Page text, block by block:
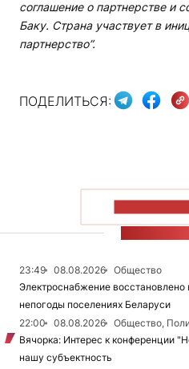
соглашение о партнерстве и
Баку. Страна участвует в
партнерство”.
ПОДЕЛИТЬСЯ:
23:49 08.08.2026
Общество
Электроснабжение восстановлено
непогоды поселениях Беларуси
22:00
08.08.2026
Общество,
Вячорка: Интерес к конференции
нашу субъектность